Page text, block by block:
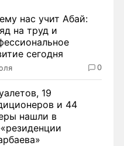
нас учит Абай:
на труд и
сегодня
0
19
и 44
нашли в